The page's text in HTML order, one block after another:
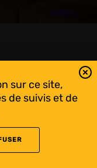
sur ce site,
de suivis et de